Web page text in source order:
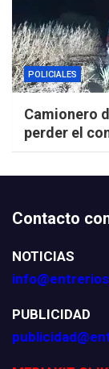
POLICIALES
Camionero
perder el
Contacto
NOTICIAS
PUBLICIDAD